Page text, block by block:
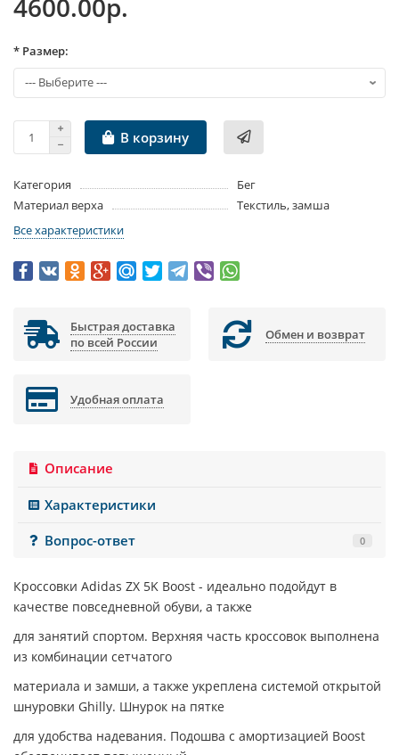
4600.00р.
* Размер:
В корзину
Категория
Бег
Материал верха
Текстиль, замша
Все характеристики
Быстрая доставка
по всей России
Обмен и возврат
Удобная оплата
Описание
Характеристики
Вопрос-ответ
0
Кроссовки Adidas ZX 5K Boost - идеально подойдут в
качестве повседневной обуви, а также
для занятий спортом. Верхняя часть кроссовок выполнена
из комбинации сетчатого
материала и замши, а также укреплена системой открытой
шнуровки Ghilly. Шнурок на пятке
для удобства надевания. Подошва с амортизацией Boost